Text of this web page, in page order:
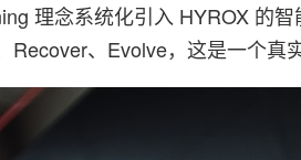
理念系统化引入 HYROX 的
、Evolve，这是一个真